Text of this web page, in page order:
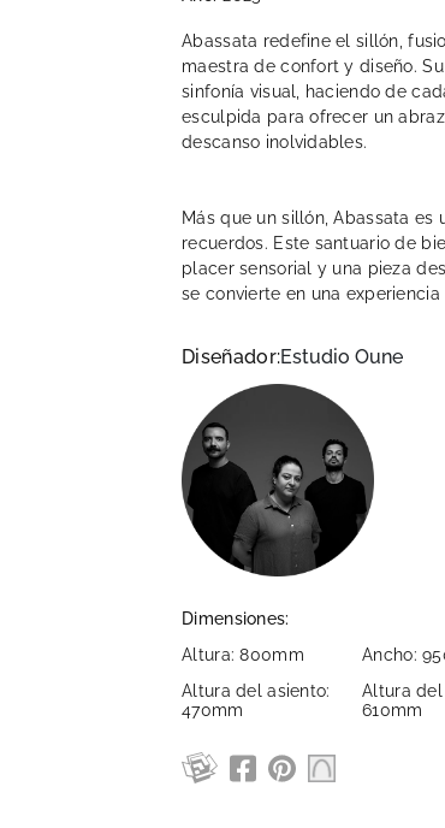
Abassata redefine el sillón,
maestra de confort y diseño.
sinfonía visual, haciendo de
esculpida para ofrecer un
descanso inolvidables.
Más que un sillón, Abassata
recuerdos. Este santuario de
placer sensorial y una pieza
se convierte en una
Diseñador:Estudio Oune
Dimensiones:
Altura: 800mm
Ancho:
Altura del asiento:
470mm
Altura del
610mm